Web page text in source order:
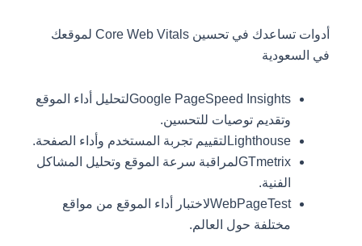
أدوات تساعدك في تحسين Core Web Vitals لموقعك
في السعودية
Google PageSpeed Insightsلتحليل أداء الموقع
وتقديم توصيات للتحسين.
Lighthouseلتقييم تجربة المستخدم وأداء الصفحة.
GTmetrixلمراقبة سرعة الموقع وتحليل المشاكل
الفنية.
WebPageTestلاختبار أداء الموقع من مواقع
مختلفة حول العالم.